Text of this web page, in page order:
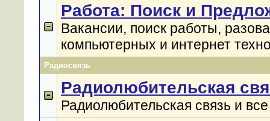
Работа: Поиск и
Вакансии, поиск работы,
компьютерных и интернет
Радиосвязь
Радиолюбительская
Радиолюбительская связь и